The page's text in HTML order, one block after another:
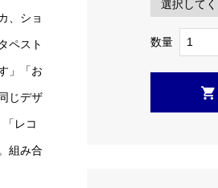
、ショ
ペスト
」「お
じデザ
レコ
組み合
数量